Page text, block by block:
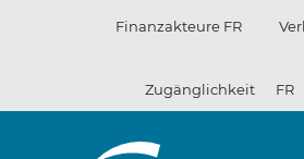
Finanzakteure FR
Zugänglichkeit FR